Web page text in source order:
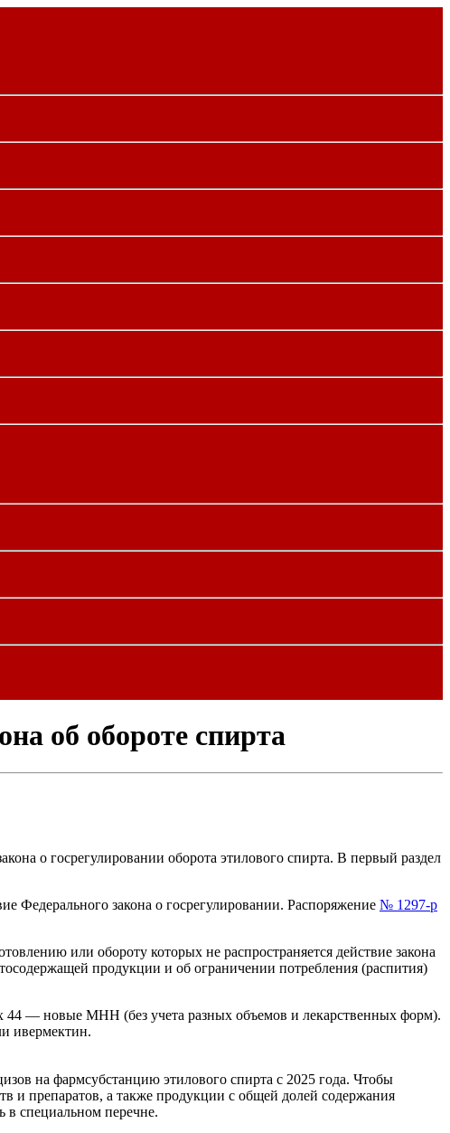
об обороте спирта
о госрегулировании оборота этилового спирта. В первый раздел
Федерального закона о госрегулировании. Распоряжение № 1297-р
или обороту которых не распространяется действие закона
продукции и об ограничении потребления (распития)
44 — новые МНН (без учета разных объемов и лекарственных форм).
ивермектин.
на фармсубстанцию этилового спирта с 2025 года. Чтобы
и препаратов, а также продукции с общей долей содержания
в специальном перечне.